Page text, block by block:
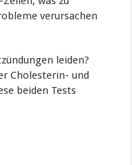
verursachen
leiden?
Cholesterin- und
beiden Tests